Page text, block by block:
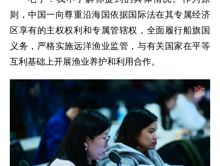
则，中国一向尊重沿海国依据国际法在其专属经济
区享有的主权权利和专属管辖权，全面履行船旗国
义务，严格实施远洋渔业监管，与有关国家在平等
互利基础上开展渔业养护和利用合作。